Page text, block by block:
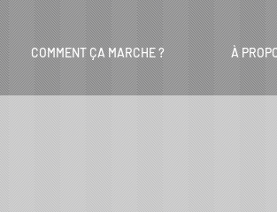
COMMENT ÇA MARCHE ? À